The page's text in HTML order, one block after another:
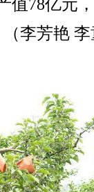
值78亿元
李芳艳